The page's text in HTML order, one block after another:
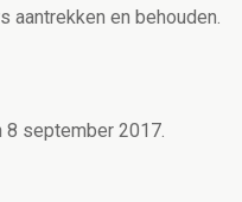
aantrekken en behouden.
8 september 2017.